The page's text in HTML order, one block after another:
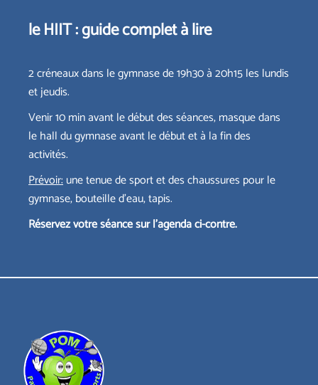
le HIIT : guide complet à lire
2 créneaux dans legymnasede 19h30 à 20h15 les lundis
et jeudis.
Venir 10 min avant le début des séances, masque dans
le hall du gymnase avant le début et à la fin des
activités.
Prévoir:une tenue de sport et des chaussures pour le
gymnase, bouteille d’eau, tapis.
Réservez votre séance sur l’agenda ci-contre.